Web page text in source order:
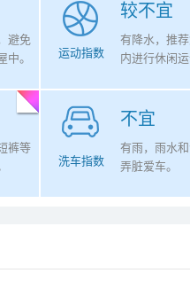
避免
中。
较不宜
运动指数
有降水，推
内进行休闲
裤等
不宜
洗车指数
有雨，雨水
弄脏爱车。